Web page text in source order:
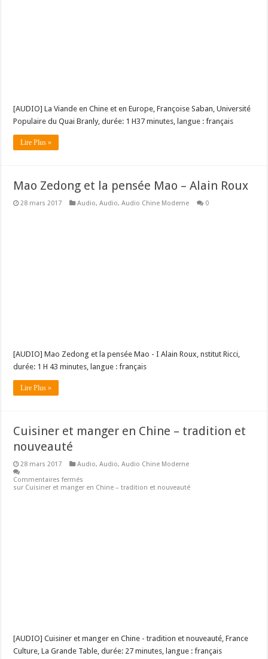
[AUDIO] La Viande en Chine et en Europe, Françoise Saban, Université
Populaire du Quai Branly, durée: 1 H37 minutes, langue : français
Lire Plus »
Mao Zedong et la pensée Mao – Alain Roux
28 mars 2017 Audio,Audio,Audio Chine Moderne 0
[AUDIO] Mao Zedong et la pensée Mao - I Alain Roux, nstitut Ricci,
durée: 1 H 43 minutes, langue : français
Lire Plus »
Cuisiner et manger en Chine – tradition et
nouveauté
28 mars 2017 Audio,Audio,Audio Chine Moderne
Commentaires fermés
sur Cuisiner et manger en Chine – tradition et nouveauté
[AUDIO] Cuisiner et manger en Chine - tradition et nouveauté, France
Culture, La Grande Table, durée: 27 minutes, langue : français